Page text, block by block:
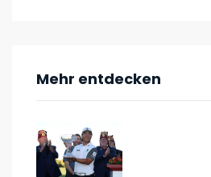
Mehr entdecken